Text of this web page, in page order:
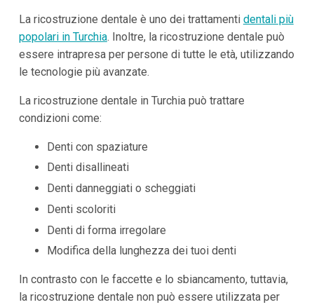
La ricostruzione dentale è uno dei trattamenti dentali più
popolari in Turchia. Inoltre, la ricostruzione dentale può
essere intrapresa per persone di tutte le età, utilizzando
le tecnologie più avanzate.
La ricostruzione dentale in Turchia può trattare
condizioni come:
Denti con spaziature
Denti disallineati
Denti danneggiati o scheggiati
Denti scoloriti
Denti di forma irregolare
Modifica della lunghezza dei tuoi denti
In contrasto con le faccette e lo sbiancamento, tuttavia,
la ricostruzione dentale non può essere utilizzata per